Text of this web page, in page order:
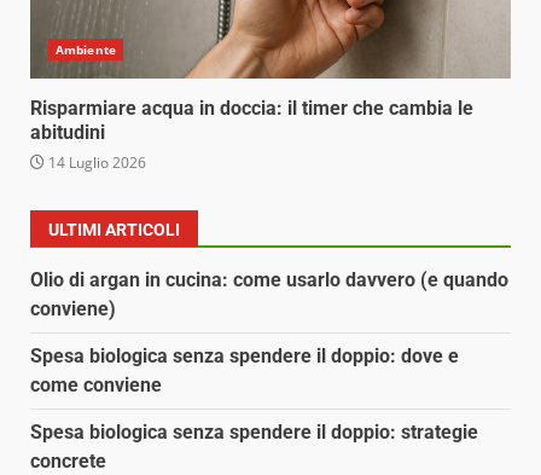
Ambiente
Risparmiare acqua in doccia: il timer che cambia le
abitudini
14 Luglio 2026
ULTIMI ARTICOLI
Olio di argan in cucina: come usarlo davvero (e quando
conviene)
Spesa biologica senza spendere il doppio: dove e
come conviene
Spesa biologica senza spendere il doppio: strategie
concrete